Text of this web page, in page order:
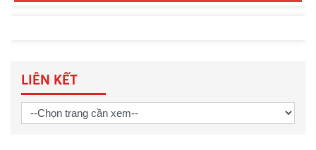
LIÊN KẾT